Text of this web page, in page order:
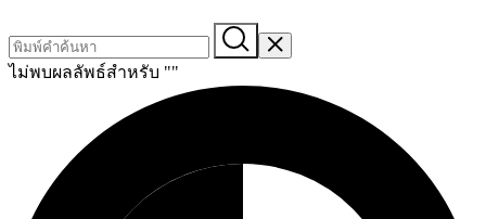
ไม่พบผลลัพธ์สำหรับ ""